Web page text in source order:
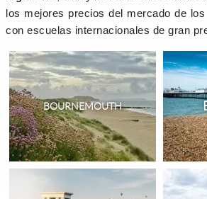
los mejores precios del mercado de
con escuelas internacionales de gran
BOURNEMOUTH